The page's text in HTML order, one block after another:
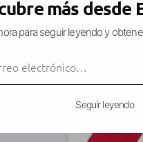
año,Apple está
productos,
más desde
para seguir leyendo y
Seguir leyendo